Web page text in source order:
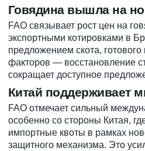
Говядина вышла на
FAO связывает рост цен на
экспортными котировками в
предложением скота,
факторов — восстановление
сокращает доступное
Китай поддерживает
FAO отмечает сильный
особенно со стороны Китая,
импортные квоты в рамках
защитного механизма. Это